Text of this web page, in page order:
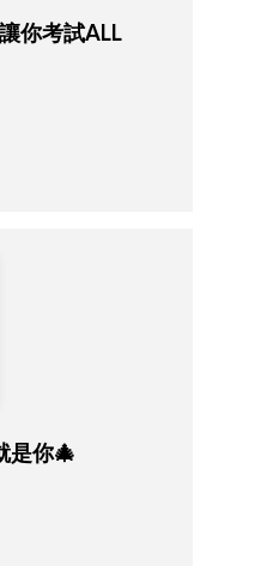
你考試ALL
是你🎄